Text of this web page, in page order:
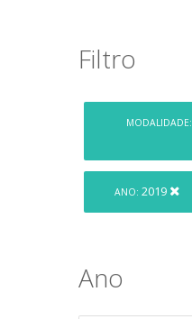
Filtro
MODALIDADE:
ANO: 2019
Ano